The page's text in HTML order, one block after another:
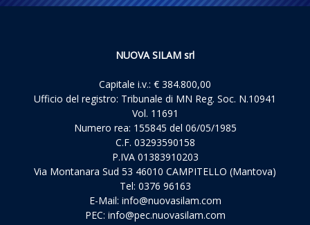
NUOVA SILAM srl
Capitale i.v.: € 384.800,00
Ufficio del registro: Tribunale di MN Reg. Soc. N.10941
Vol. 11691
Numero rea: 155845 del 06/05/1985
C.F. 03293590158
P.IVA 01383910203
Via Montanara Sud 53 46010 CAMPITELLO (Mantova)
Tel: 0376 96163
E-Mail: info@nuovasilam.com
PEC: info@pec.nuovasilam.com